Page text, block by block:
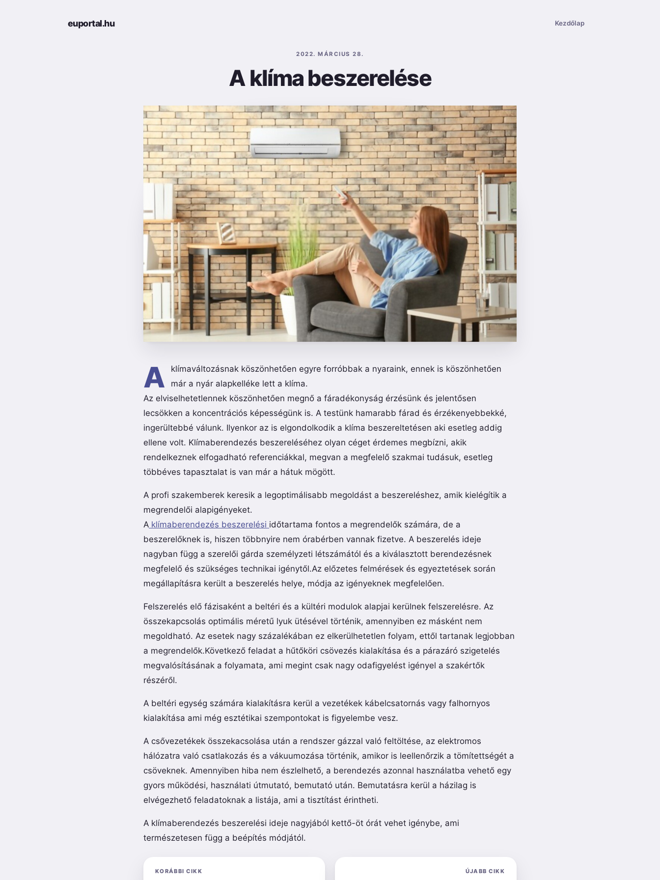
euportal.hu Kezdőlap
2022. MÁRCIUS 28.
A klíma beszerelése
A
klímaváltozásnak köszönhetően egyre forróbbak a nyaraink, ennek is köszönhetően
már a nyár alapkelléke lett a klíma.
Az elviselhetetlennek köszönhetően megnő a fáradékonyság érzésünk és jelentősen
lecsökken a koncentrációs képességünk is. A testünk hamarabb fárad és érzékenyebbekké,
ingerültebbé válunk. Ilyenkor az is elgondolkodik a klíma beszereltetésen aki esetleg addig
ellene volt. Klímaberendezés beszereléséhez olyan céget érdemes megbízni, akik
rendelkeznek elfogadható referenciákkal, megvan a megfelelő szakmai tudásuk, esetleg
többéves tapasztalat is van már a hátuk mögött.
A profi szakemberek keresik a legoptimálisabb megoldást a beszereléshez, amik kielégítik a
megrendelői alapigényeket.
A klímaberendezés beszerelési időtartama fontos a megrendelők számára, de a
beszerelőknek is, hiszen többnyire nem órabérben vannak fizetve. A beszerelés ideje
nagyban függ a szerelői gárda személyzeti létszámától és a kiválasztott berendezésnek
megfelelő és szükséges technikai igénytől.Az előzetes felmérések és egyeztetések során
megállapításra került a beszerelés helye, módja az igényeknek megfelelően.
Felszerelés elő fázisaként a beltéri és a kültéri modulok alapjai kerülnek felszerelésre. Az
összekapcsolás optimális méretű lyuk ütésével történik, amennyiben ez másként nem
megoldható. Az esetek nagy százalékában ez elkerülhetetlen folyam, ettől tartanak legjobban
a megrendelők.Következő feladat a hűtőköri csövezés kialakítása és a párazáró szigetelés
megvalósításának a folyamata, ami megint csak nagy odafigyelést igényel a szakértők
részéről.
A beltéri egység számára kialakításra kerül a vezetékek kábelcsatornás vagy falhornyos
kialakítása ami még esztétikai szempontokat is figyelembe vesz.
A csővezetékek összekacsolása után a rendszer gázzal való feltöltése, az elektromos
hálózatra való csatlakozás és a vákuumozása történik, amikor is leellenőrzik a tömítettségét a
csöveknek. Amennyiben hiba nem észlelhető, a berendezés azonnal használatba vehető egy
gyors működési, használati útmutató, bemutató után. Bemutatásra kerül a házilag is
elvégezhető feladatoknak a listája, ami a tisztítást érintheti.
A klímaberendezés beszerelési ideje nagyjából kettő-öt órát vehet igénybe, ami
természetesen függ a beépítés módjától.
KORÁBBI CIKK ÚJABB CIKK